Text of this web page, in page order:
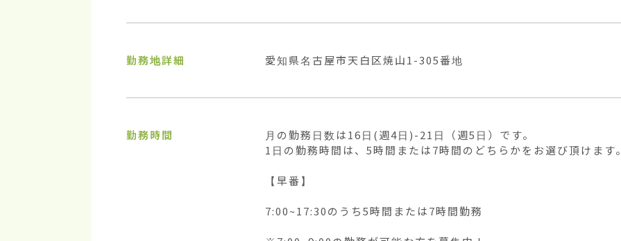
勤務地詳細 愛知県名古屋市天白区焼山1-305番地
勤務時間
月の勤務日数は16日(週4日)-21日（週5日）です。
1日の勤務時間は、5時間または7時間のどちらかをお選び頂けます。
【早番】
7:00~17:30のうち5時間または7時間勤務